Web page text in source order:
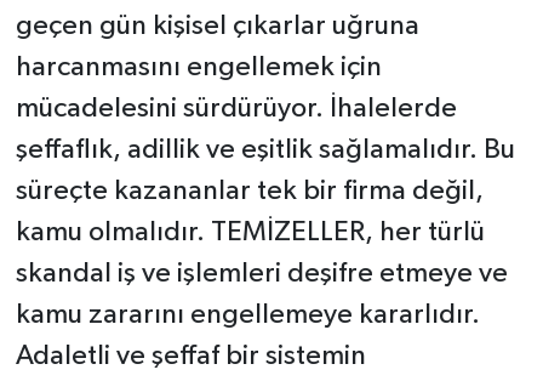
geçen gün kişisel çıkarlar uğruna
harcanmasını engellemek için
mücadelesini sürdürüyor. İhalelerde
şeffaflık, adillik ve eşitlik sağlamalıdır. Bu
süreçte kazananlar tek bir firma değil,
kamu olmalıdır. TEMİZELLER, her türlü
skandal iş ve işlemleri deşifre etmeye ve
kamu zararını engellemeye kararlıdır.
Adaletli ve şeffaf bir sistemin